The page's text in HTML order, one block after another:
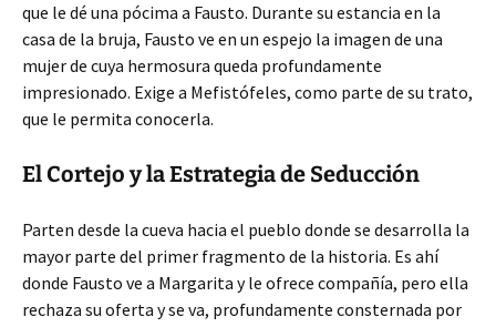
que le dé una pócima a Fausto. Durante su estancia en la
casa de la bruja, Fausto ve en un espejo la imagen de una
mujer de cuya hermosura queda profundamente
impresionado. Exige a Mefistófeles, como parte de su trato,
que le permita conocerla.
El Cortejo y la Estrategia de Seducción
Parten desde la cueva hacia el pueblo donde se desarrolla la
mayor parte del primer fragmento de la historia. Es ahí
donde Fausto ve a Margarita y le ofrece compañía, pero ella
rechaza su oferta y se va, profundamente consternada por